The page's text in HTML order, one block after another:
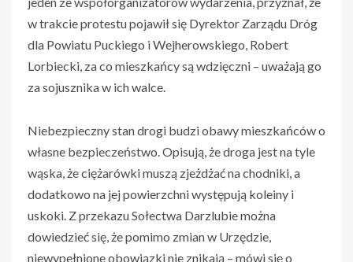
w trakcie protestu pojawił się Dyrektor Zarządu Dróg
dla Powiatu Puckiego i Wejherowskiego, Robert
Lorbiecki, za co mieszkańcy są wdzięczni – uważają go
za sojusznika w ich walce.
Niebezpieczny stan drogi budzi obawy mieszkańców o
własne bezpieczeństwo. Opisują, że droga jest na tyle
wąska, że ciężarówki muszą zjeżdżać na chodniki, a
dodatkowo na jej powierzchni występują koleiny i
uskoki. Z przekazu Sołectwa Darzlubie można
dowiedzieć się, że pomimo zmian w Urzędzie,
niewypełnione obowiązki nie znikają – mówi się o